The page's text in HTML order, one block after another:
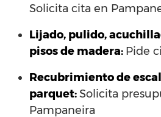
Solicita cita en
Lijado, pulido,
pisos de madera: Pide
Recubrimiento de
parquet:Solicita
Pampaneira